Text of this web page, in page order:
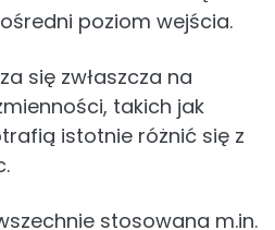
poziom wejścia.
się zwłaszcza na
takich jak
istotnie różnić się z
stosowana m.in.